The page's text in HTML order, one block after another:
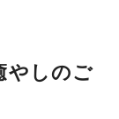
やしのご